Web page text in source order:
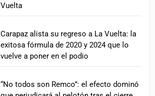
Vuelta
Carapaz alista su regreso a La Vuelta: la
exitosa fórmula de 2020 y 2024 que lo
vuelve a poner en el podio
“No todos son Remco”: el efecto dominó